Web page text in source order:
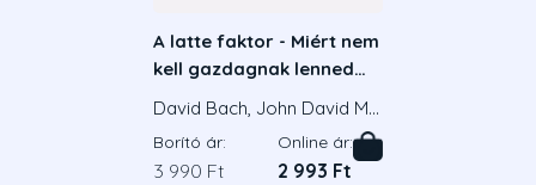
A latte faktor - Miért nem
kell gazdagnak lenned
ahhoz, hogy gazdagként
David Bach, John David Ma
Borító ár:
3 990 Ft
Online ár:
2 993 Ft